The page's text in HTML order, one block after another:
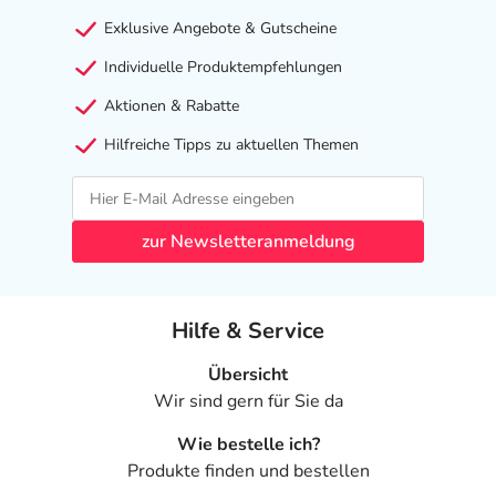
Exklusive Angebote & Gutscheine
Individuelle Produktempfehlungen
Aktionen & Rabatte
Hilfreiche Tipps zu aktuellen Themen
zur Newsletteranmeldung
Hilfe & Service
Übersicht
Wir sind gern für Sie da
Wie bestelle ich?
Produkte finden und bestellen